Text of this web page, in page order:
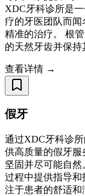
XDC牙科诊所是
疗的牙医团队而
精准的治疗。 根
的天然牙齿并保
查看详情 →
假牙
通过XDC牙科诊
供高质量的假牙
坚固并尽可能自
过程中提供指导
注于患者的舒适